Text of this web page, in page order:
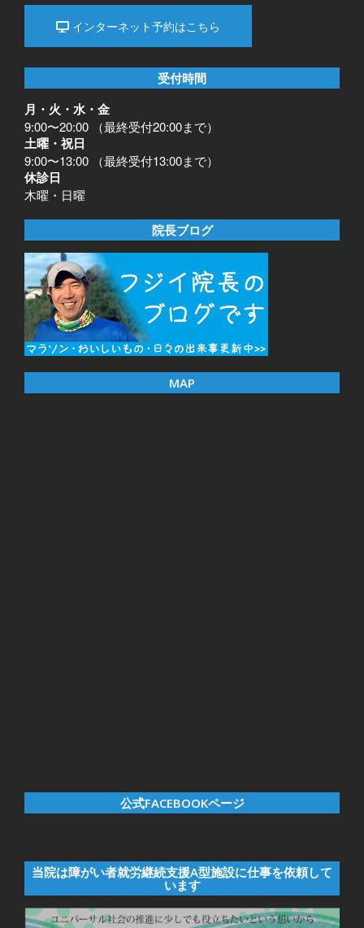
インターネット予約はこちら
受付時間
月・火・水・金
9:00〜20:00 （最終受付20:00まで）
土曜・祝日
9:00〜13:00 （最終受付13:00まで）
休診日
木曜・日曜
院長ブログ
MAP
公式FACEBOOKページ
当院は障がい者就労継続支援A型施設に仕事を依頼して
います